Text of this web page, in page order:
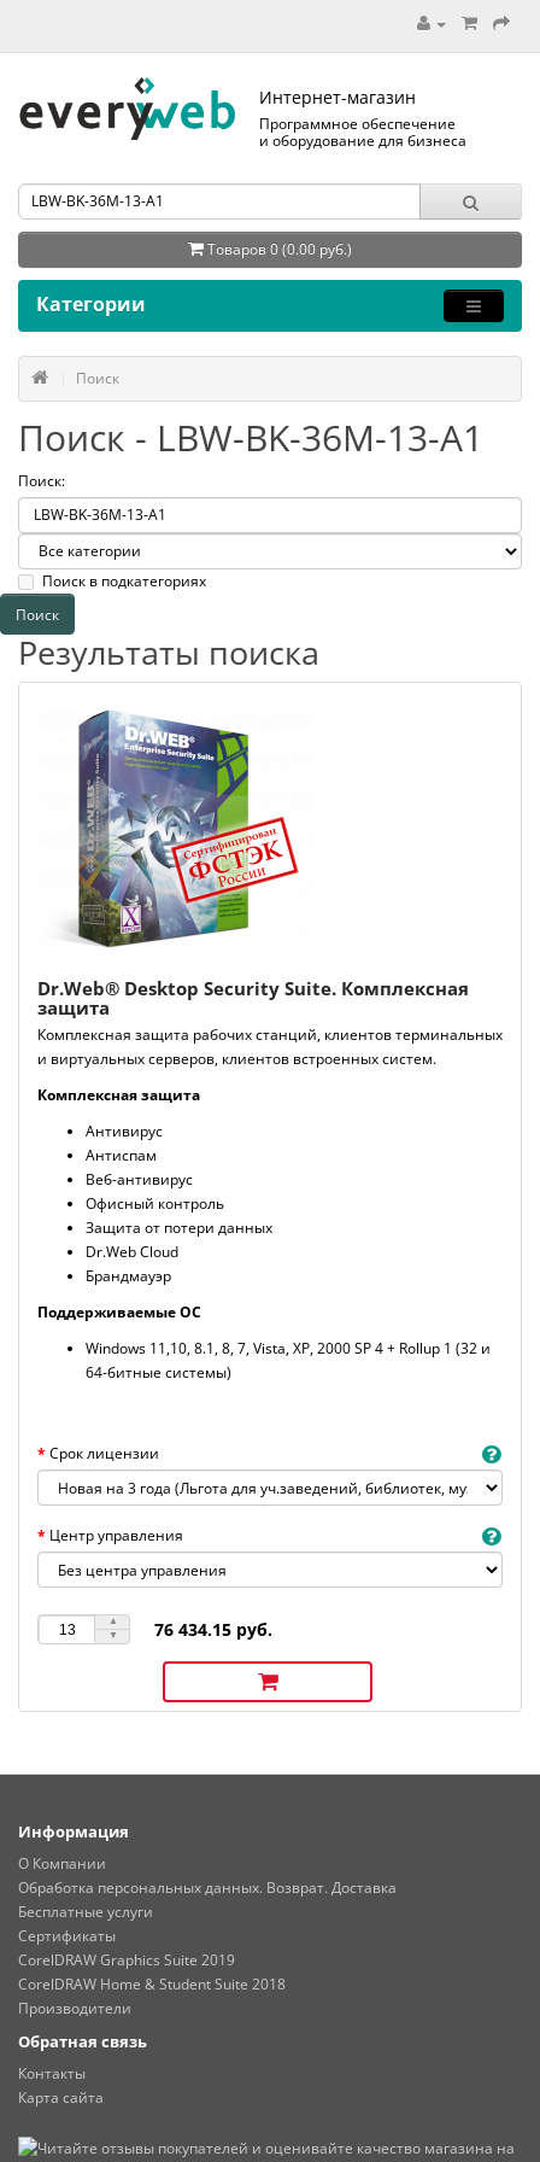
Интернет-магазин
Программное обеспечение
и оборудование для бизнеса
Товаров 0 (0.00 руб.)
Категории
Поиск
Поиск - LBW-BK-36M-13-A1
Поиск:
Поиск в подкатегориях
Результаты поиска
Dr.Web® Desktop Security Suite. Комплексная
защита
Комплексная защита рабочих станций, клиентов терминальных
и виртуальных серверов, клиентов встроенных систем.
Комплексная защита
Антивирус
Антиспам
Веб-антивирус
Офисный контроль
Защита от потери данных
Dr.Web Cloud
Брандмауэр
Поддерживаемые ОС
Windows 11,10, 8.1, 8, 7, Vista, XP, 2000 SP 4 + Rollup 1 (32 и
64-битные системы)
Срок лицензии
Центр управления
76 434.15 руб.
Информация
О Компании
Обработка персональных данных. Возврат. Доставка
Бесплатные услуги
Сертификаты
CorelDRAW Graphics Suite 2019
CorelDRAW Home & Student Suite 2018
Производители
Обратная связь
Контакты
Карта сайта